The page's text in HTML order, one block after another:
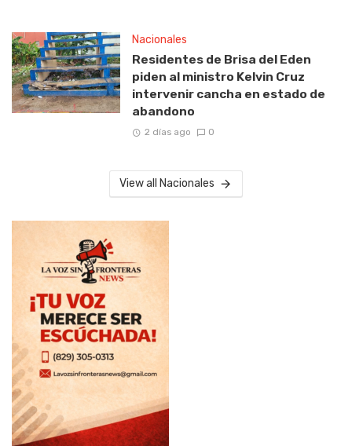
Nacionales
Residentes de Brisa del Eden
piden al ministro Kelvin Cruz
intervenir cancha en estado de
abandono
2 días ago 0
View all Nacionales